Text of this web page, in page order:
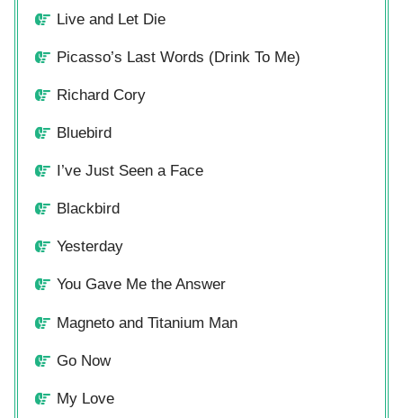
Live and Let Die
Picasso’s Last Words (Drink To Me)
Richard Cory
Bluebird
I’ve Just Seen a Face
Blackbird
Yesterday
You Gave Me the Answer
Magneto and Titanium Man
Go Now
My Love